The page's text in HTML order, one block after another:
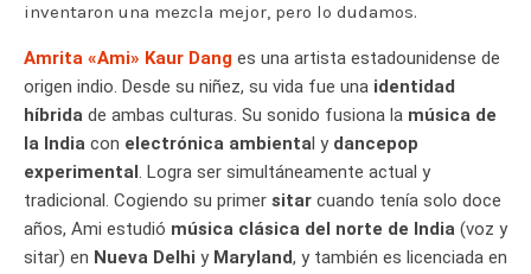
inventaron una mezcla mejor, pero lo dudamos.
Amrita «Ami» Kaur Dang es una artista estadounidense de
origen indio. Desde su niñez, su vida fue una identidad
híbrida de ambas culturas. Su sonido fusiona la música de
la India con electrónica ambiental y dancepop
experimental. Logra ser simultáneamente actual y
tradicional. Cogiendo su primer sitar cuando tenía solo doce
años, Ami estudió música clásica del norte de India (voz y
sitar) en Nueva Delhi y Maryland, y también es licenciada en